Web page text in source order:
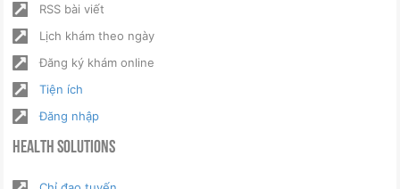
RSS bài viết
Lịch khám theo ngày
Đăng ký khám online
Tiện ích
Đăng nhập
Health Solutions